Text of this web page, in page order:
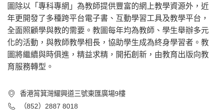
圖除以「專科專網」為教師提供豐富的網上教學資源外，近
年更開發了多種跨平台電子書、互動學習工具及教學平台，
全面照顧學與教的需要。教圖每年均為教師、學生舉辦多元
化的活動，與教師教學相長，協助學生成為終身學習者。教
圖將繼續與時俱進，精益求精，開拓創新，由教育出版向教
育服務轉型。
香港筲箕灣耀興道三號東匯廣場9樓
（852）2887 8018